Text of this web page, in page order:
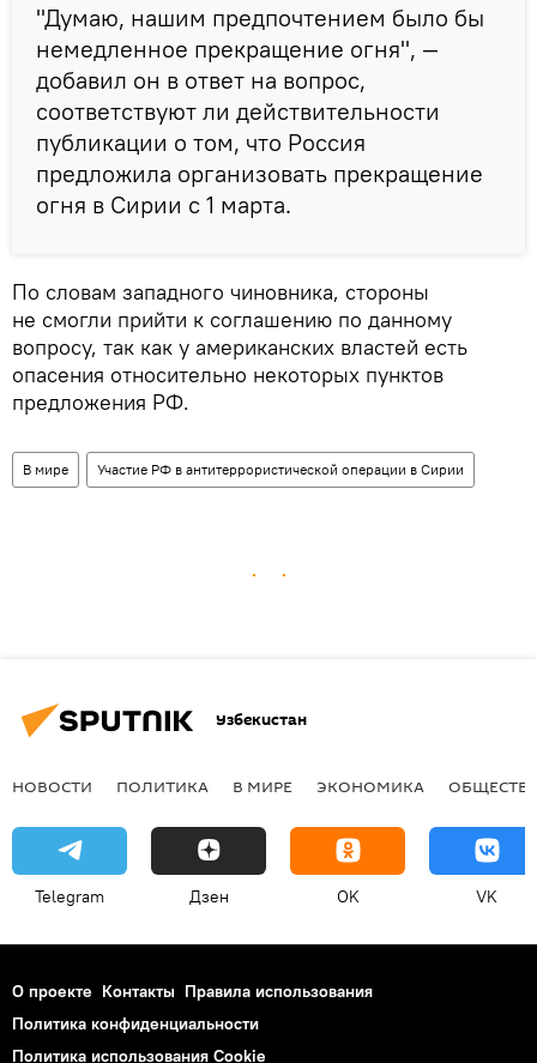
"Думаю, нашим предпочтением было бы
немедленное прекращение огня", —
добавил он в ответ на вопрос,
соответствуют ли действительности
публикации о том, что Россия
предложила организовать прекращение
огня в Сирии с 1 марта.
По словам западного чиновника, стороны
не смогли прийти к соглашению по данному
вопросу, так как у американских властей есть
опасения относительно некоторых пунктов
предложения РФ.
В мире Участие РФ в антитеррористической операции в Сирии
Узбекистан
НОВОСТИ ПОЛИТИКА В МИРЕ ЭКОНОМИКА
Telegram Дзен OK VK
О проекте Контакты Правила использования
Политика конфиденциальности
Политика использования Cookie